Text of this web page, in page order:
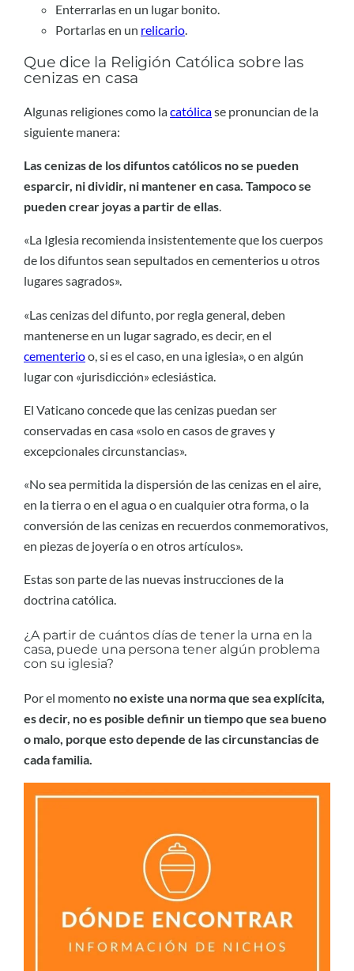
Enterrarlas en un lugar bonito.
Portarlas en un relicario.
Que dice la Religión Católica sobre las
cenizas en casa
Algunas religiones como lacatólicase pronuncian de la
siguiente manera:
Las cenizas de los difuntos católicos no se pueden
esparcir, ni dividir, ni mantener en casa. Tampoco se
pueden crear joyas a partir de ellas.
«La Iglesia recomienda insistentemente que los cuerpos
de los difuntos sean sepultados en cementerios u otros
lugares sagrados».
«Las cenizas del difunto, por regla general, deben
mantenerse en un lugar sagrado, es decir, en el
cementerioo, si es el caso, en una iglesia», o en algún
lugar con «jurisdicción» eclesiástica.
El Vaticano concede que las cenizas puedan ser
conservadas en casa «solo en casos de graves y
excepcionales circunstancias».
«No sea permitida la dispersión de las cenizas en el aire,
en la tierra o en el agua o en cualquier otra forma, o la
conversión de las cenizas en recuerdos conmemorativos,
en piezas de joyería o en otros artículos».
Estas son parte de las nuevas instrucciones de la
doctrina católica.
¿A partir de cuántos días de tener la urna en la
casa, puede una persona tener algún problema
con su iglesia?
Por el momento no existe una norma que sea explícita,
es decir, no es posible definir un tiempo que sea bueno
o malo, porque esto depende de las circunstancias de
cada familia.